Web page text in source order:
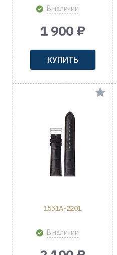
В наличии
1 900 ₽
КУПИТЬ
1551A-2201
В наличии